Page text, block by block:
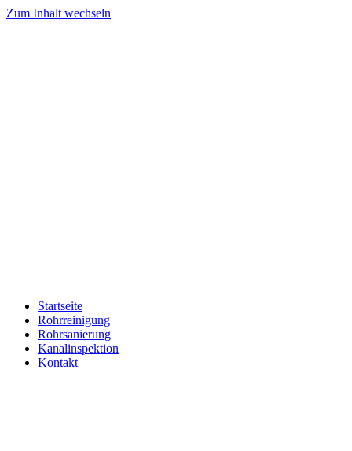
Zum Inhalt wechseln
Startseite
Rohrreinigung
Rohrsanierung
Kanalinspektion
Kontakt